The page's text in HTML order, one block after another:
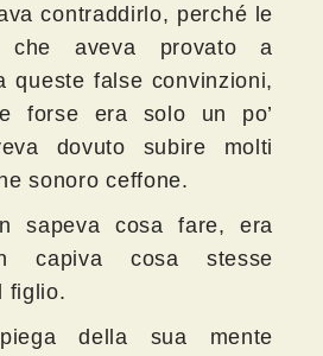
contraddirlo, perché le
che aveva provato a
queste false convinzioni,
forse era solo un po’
dovuto subire molti
sonoro ceffone.
sapeva cosa fare, era
capiva cosa stesse
figlio.
della sua mente